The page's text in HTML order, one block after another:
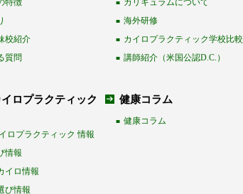
特徴
校紹介
質問
■ カリキュラムについて
■ 海外研修
■ カイロプラクティック学校比較
■ 講師紹介（米国公認D.C.）
ロプラクティック
ロプラクティック 情報
情報
イロ情報
び情報
健康コラム
■ 健康コラム